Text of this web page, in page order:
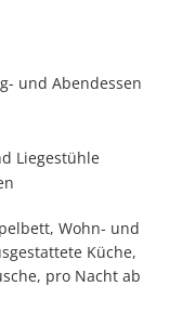
und Abendessen
Liegestühle
Wohn- und
Küche,
pro Nacht ab